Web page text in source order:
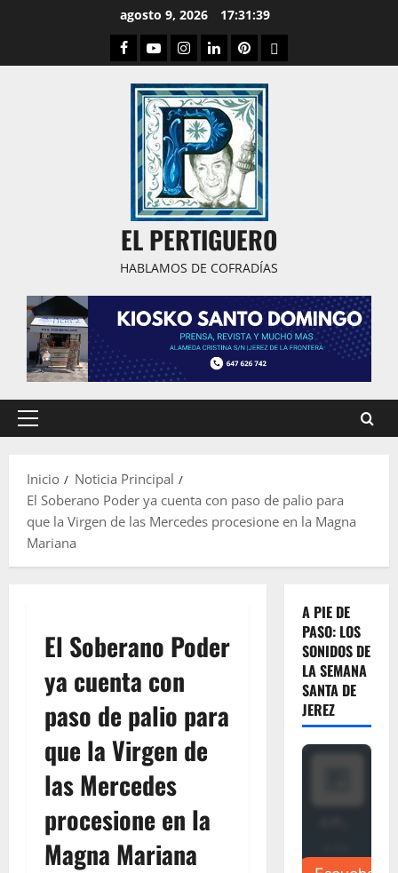
agosto 9, 2026 17:31:40
Facebook
YoutubeInstagram
LinkedPinterestDribbble
EL PERTIGUERO
HABLAMOS DE COFRADÍAS
Menú
Inicio
Noticia Principal
El Soberano Poder ya cuenta con paso de palio para
que la Virgen de las Mercedes procesione en la Magna
Mariana
El Soberano Poder
ya cuenta con
paso de palio para
que la Virgen de
las Mercedes
procesione en la
Magna Mariana
A PIE DE
PASO: LOS
SONIDOS DE
LA SEMANA
SANTA DE
JEREZ